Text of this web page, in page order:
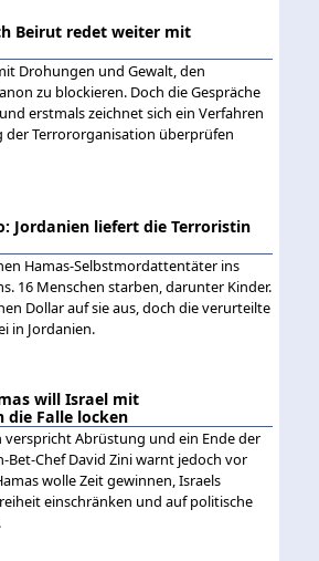
Beirut redet weiter mit
Drohungen und Gewalt, den
zu blockieren. Doch die Gespräche
erstmals zeichnet sich ein Verfahren
der Terrororganisation überprüfen
Jordanien liefert die Terroristin
Hamas-Selbstmordattentäter ins
16 Menschen starben, darunter Kinder.
Dollar auf sie aus, doch die verurteilte
in Jordanien.
will Israel mit
die Falle locken
verspricht Abrüstung und ein Ende der
Bet-Chef David Zini warnt jedoch vor
wolle Zeit gewinnen, Israels
einschränken und auf politische